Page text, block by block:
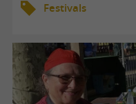
Festivals